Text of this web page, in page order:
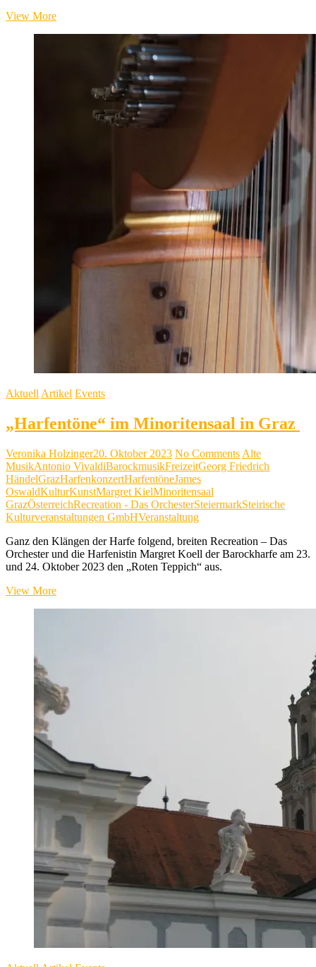
View MoreBarocke
Vorweihnachtszeit
Aktuell Artikel Events
„Harfentöne“ im Minoritensaal in Graz
Veronika Holzinger20. Oktober 2023 No Comments Alte
MusikAntonio VivaldiBarockmusikFreizeitGeorg Friedrich
HändelGrazHarfenkonzertHarfentöneJames
OswaldKulturKunstMargret KielMinoritensaal
GrazÖsterreichRecreation - Das OrchesterSteiermarkSteirische
Kulturveranstaltungen GmbHVeranstaltung
Ganz den Klängen der Harfe folgend, breiten Recreation – Das
Orchester und die Harfenistin Margret Koell der Barockharfe am 23.
und 24. Oktober 2023 den „Roten Teppich“ aus.
View More„Harfentöne“